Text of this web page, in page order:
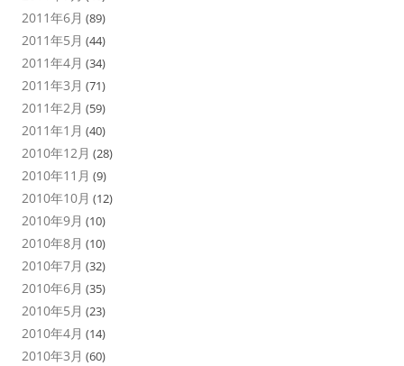
2011年6月 (89)
2011年5月 (44)
2011年4月 (34)
2011年3月 (71)
2011年2月 (59)
2011年1月 (40)
2010年12月 (28)
2010年11月 (9)
2010年10月 (12)
2010年9月 (10)
2010年8月 (10)
2010年7月 (32)
2010年6月 (35)
2010年5月 (23)
2010年4月 (14)
2010年3月 (60)